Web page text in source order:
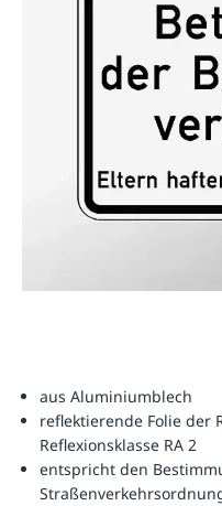
aus Aluminiumblech
reflektierende Folie der
Reflexionsklasse RA 2
entspricht den